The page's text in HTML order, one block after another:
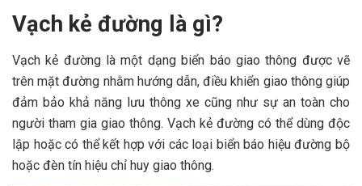
Vạch kẻ đường là gì?
Vạch kẻ đường là một dạng biển báo giao thông được vẽ
trên mặt đường nhằm hướng dẫn, điều khiển giao thông giúp
đảm bảo khả năng lưu thông xe cũng như sự an toàn cho
người tham gia giao thông. Vạch kẻ đường có thể dùng độc
lập hoặc có thể kết hợp với các loại biển báo hiệu đường bộ
hoặc đèn tín hiệu chỉ huy giao thông.